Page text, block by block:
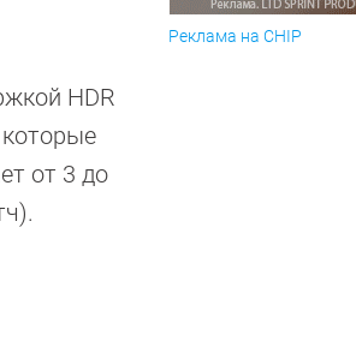
HDR
от 3 до
Реклама на CHIP